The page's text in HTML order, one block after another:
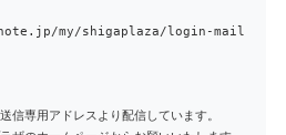
my/shigaplaza/login-mail
信専用アドレスより配信しています。